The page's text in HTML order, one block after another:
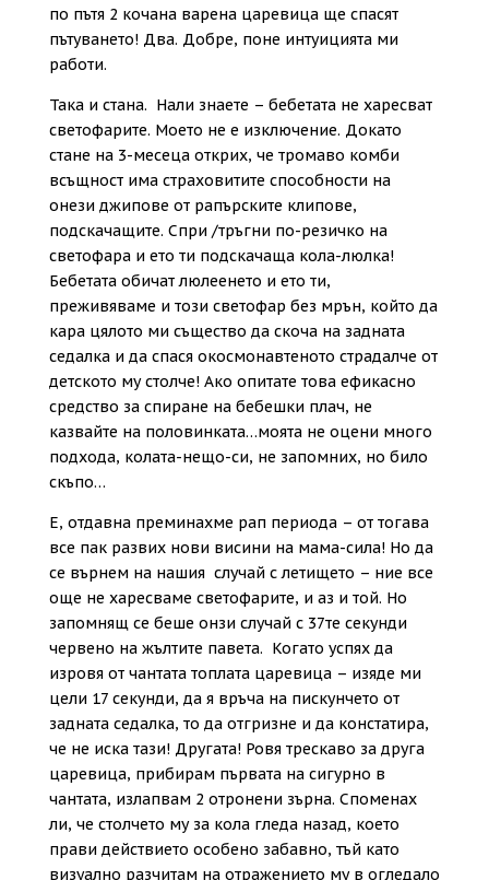
по пътя 2 кочана варена царевица ще спасят
пътуването! Два. Добре, поне интуицията ми
работи.
Така и стана. Нали знаете – бебетата не харесват
светофарите. Моето не е изключение. Докато
стане на 3-месеца открих, че тромаво комби
всъщност има страховитите способности на
онези джипове от рапърските клипове,
подскачащите. Спри /тръгни по-резичко на
светофара и ето ти подскачаща кола-люлка!
Бебетата обичат люлеенето и ето ти,
преживяваме и този светофар без мрън, който да
кара цялото ми същество да скоча на задната
седалка и да спася окосмонавтеното страдалче от
детското му столче! Ако опитате това ефикасно
средство за спиране на бебешки плач, не
казвайте на половинката…моята не оцени много
подхода, колата-нещо-си, не запомних, но било
скъпо…
Е, отдавна преминахме рап периода – от тогава
все пак развих нови висини на мама-сила! Но да
се върнем на нашия случай с летището – ние все
още не харесваме светофарите, и аз и той. Но
запомнящ се беше онзи случай с 37те секунди
червено на жълтите павета. Когато успях да
изровя от чантата топлата царевица – изяде ми
цели 17 секунди, да я връча на пискунчето от
задната седалка, то да отгризне и да констатира,
че не иска тази! Другата! Ровя трескаво за друга
царевица, прибирам първата на сигурно в
чантата, излапвам 2 отронени зърна. Споменах
ли, че столчето му за кола гледа назад, което
прави действието особено забавно, тъй като
визуално разчитам на отражението му в огледало